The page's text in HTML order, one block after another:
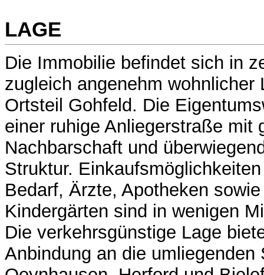
LAGE
Die Immobilie befindet sich in
zugleich angenehm wohnlicher
Ortsteil Gohfeld. Die
einer ruhige Anliegerstraße mit
Nachbarschaft und
Struktur.
Bedarf, Ärzte, Apotheken
Kindergärten sind in wenigen
Die verkehrsgünstige Lage
Anbindung an die umliegenden